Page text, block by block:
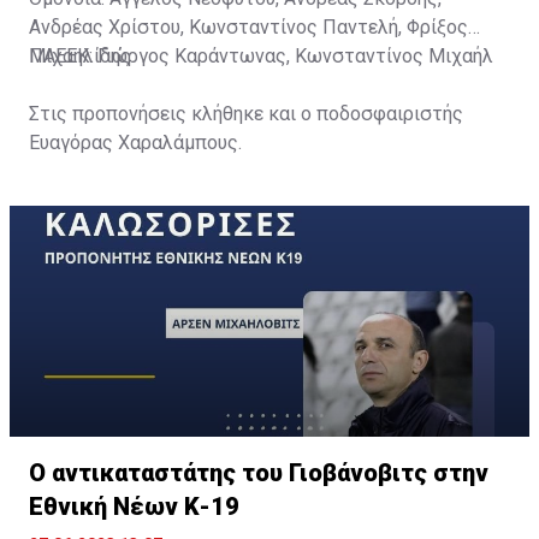
Ανδρέας Χρίστου, Κωνσταντίνος Παντελή, Φρίξος
Μιχαηλίδης
ΠΑΕΕΚ: Γιώργος Καράντωνας, Κωνσταντίνος Μιχαήλ
Στις προπονήσεις κλήθηκε και ο ποδοσφαιριστής
Ευαγόρας Χαραλάμπους.
Ο αντικαταστάτης του Γιοβάνοβιτς στην
Εθνική Νέων Κ-19